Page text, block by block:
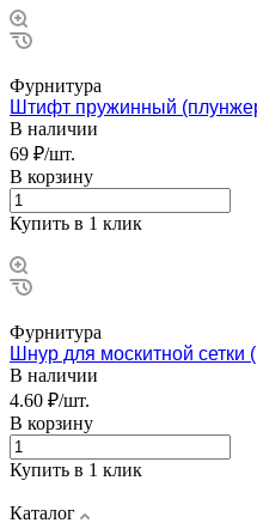
Фурнитура
Штифт пружинный
В наличии
69 ₽/шт.
В корзину
Купить в 1 клик
Фурнитура
Шнур для москитной сетки
В наличии
4.60 ₽/шт.
В корзину
Купить в 1 клик
Каталог